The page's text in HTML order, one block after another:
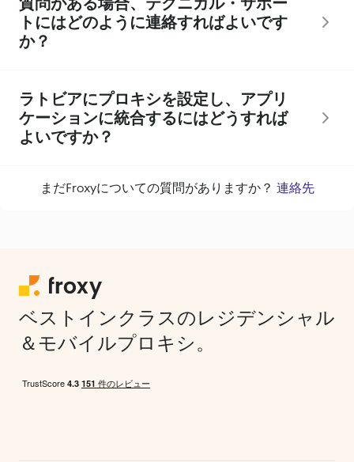
トにはどのように連絡すればよいです
か？
ラトビアにプロキシを設定し、アプリ
ケーションに統合するにはどうすれば
よいですか？
まだFroxyについての質問がありますか？ 連絡先
ベストインクラスのレジデンシャル
＆モバイルプロキシ。